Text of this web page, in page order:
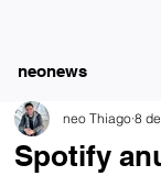
neonews
Spotify
neo Thiago 8